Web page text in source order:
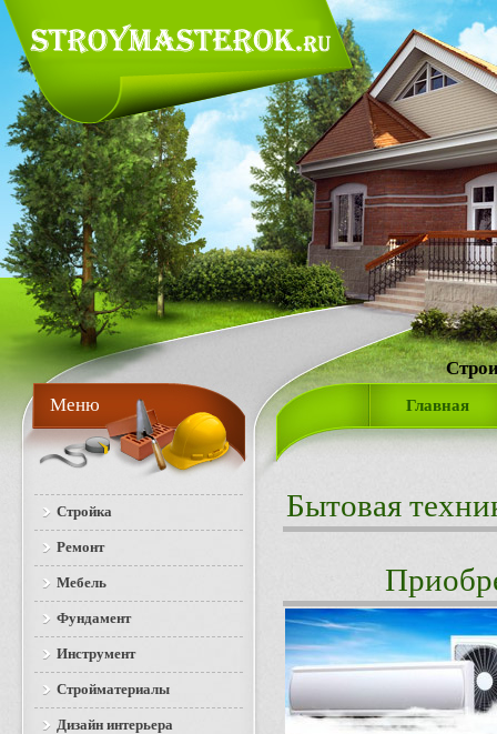
Главная
Бытовая
Меню
Стройка
Ремонт
Мебель
Фундамент
Инструмент
Стройматериалы
Дизайн интерьера